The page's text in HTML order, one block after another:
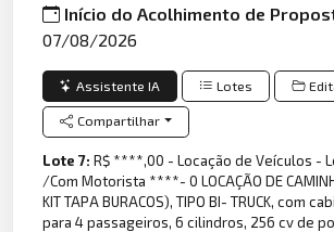
Início do Acolhimento de
07/08/2026
Assistente IA Lotes
Compartilhar
Lote 7:R$ ****,00 - Locação de Veículos -
/Com Motorista ****- 0 LOCAÇÃO DE
KIT TAPA BURACOS), TIPO BI- TRUCK, com
para 4 passageiros, 6 cilindros, 256 cv de